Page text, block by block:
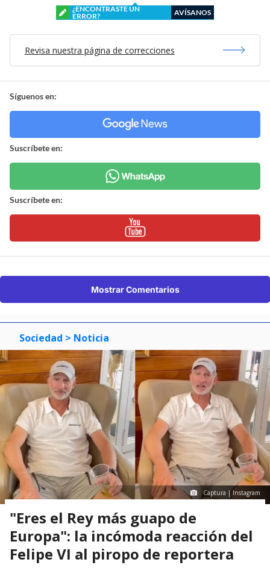
¿ENCONTRASTE UN
ERROR?
AVÍSANOS
Revisa nuestra página de correcciones
Síguenos en:
Suscríbete en:
Suscríbete en:
Mostrar Comentarios
Sociedad > Noticia
Captura | Instagram
"Eres el Rey más guapo de
Europa": la incómoda reacción del
Felipe VI al piropo de reportera